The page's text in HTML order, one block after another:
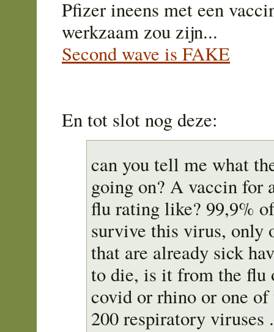
Pfizer ineens met een
werkzaam zou zijn...
Second wave is FAKE
En tot slot nog deze:
can you tell me what
going on? A vaccin for
flu rating like? 99,9%
survive this virus, only
that are already sick
to die, is it from the flu
covid or rhino or one of
200 respiratory viruses